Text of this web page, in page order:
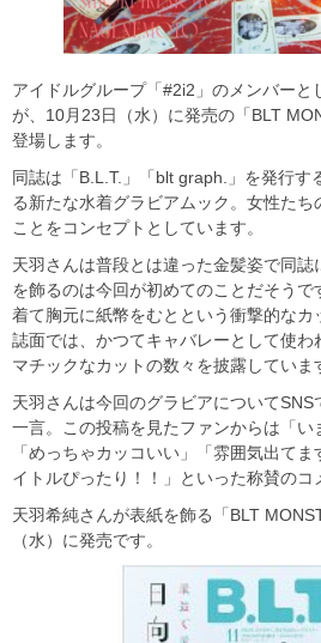
アイドルグループ「#2i2」のメンバーと
が、10月23日（水）に発売の「BLT
登場します。
同誌は「B.L.T.」「blt graph.」を発行す
る新たな水着グラビアムック。女性たち
ことをコンセプトとしています。
天羽さんは普段とは違った金髪姿で同
を飾るのは今回が初めてのことだそう
着て胸元に紙幣をむとという衝撃的なカ
誌面では、かつてキャバレーとして使わ
マチックなカットの数々を披露していま
天羽さんは今回のグラビアについてSNS
一言。この投稿を見たファンからは「い
「めっちゃカッコいい」「雰囲気出て
イトルぴったり！！」といった称賛のコ
天羽希純さんが表紙を飾る「BLT
（水）に発売です。